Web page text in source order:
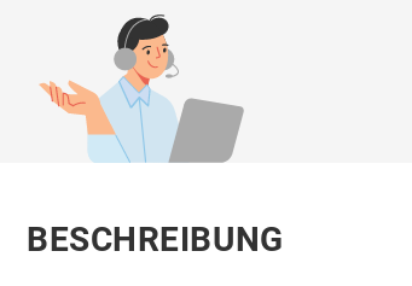
BESCHREIBUNG